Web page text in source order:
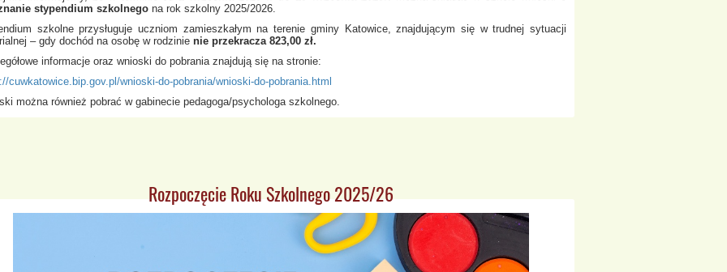
stypendium szkolnego na rok szkolny 2025/2026.
szkolne przysługuje uczniom zamieszkałym na terenie gminy Katowice, znajdującym się w trudnej sytuacji
– gdy dochód na osobę w rodzinie nie przekracza 823,00 zł.
informacje oraz wnioski do pobrania znajdują się na stronie:
cuwkatowice.bip.gov.pl/wnioski-do-pobrania/wnioski-do-pobrania.html
można również pobrać w gabinecie pedagoga/psychologa szkolnego.
Rozpoczęcie Roku Szkolnego 2025/26